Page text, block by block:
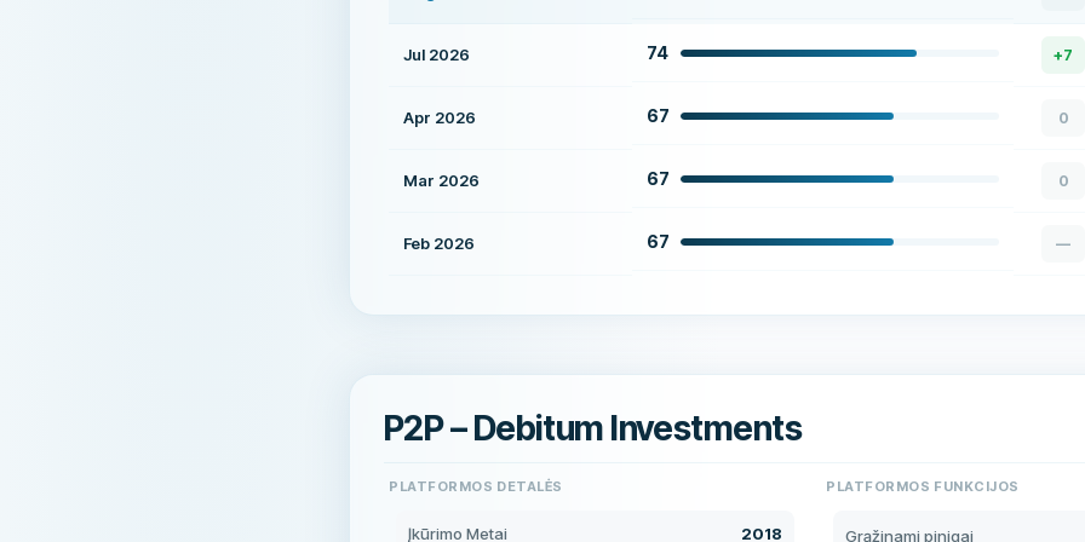
Jul 2026 74 +7
Apr 2026 67 0
Mar 2026 67 0
Feb 2026 67 —
P2P – Debitum Investments
PLATFORMOS DETALĖS
Įkūrimo Metai 2018
PLATFORMOS FUNKCIJOS
Grąžinami pinigai